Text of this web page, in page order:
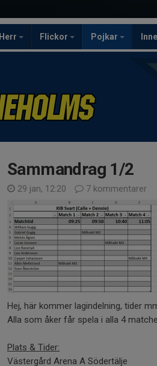
Herr Flickor Pojkar
Sammandrag 1/2
29 jan, 12:20 7 kommentarer
Hej, här kommer lagindelning, tider
Alla som åker får spela i alla 4
Plats & Tider:
Västergård Arena A Södertälje